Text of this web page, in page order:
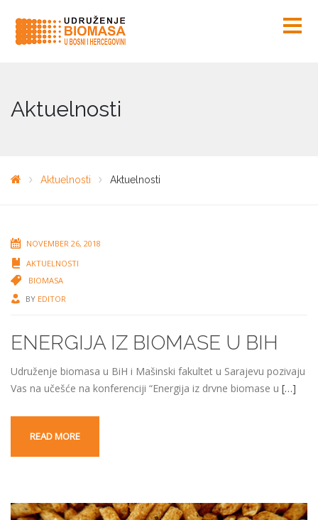
Aktuelnosti
Aktuelnosti Aktuelnosti
NOVEMBER 26, 2018
AKTUELNOSTI
BIOMASA
BY EDITOR
ENERGIJA IZ BIOMASE U BIH
Udruženje biomasa u BiH i Mašinski fakultet u Sarajevu pozivaju
Vas na učešće na konferenciji “Energija iz drvne biomase u […]
READ MORE